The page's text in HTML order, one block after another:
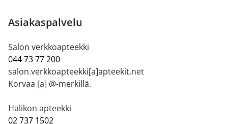
Asiakaspalvelu
Salon verkkoapteekki
044 73 77 200
salon.verkkoapteekki[a]apteekit.net
Korvaa [a] @-merkillä.
Halikon apteekki
02 737 1502